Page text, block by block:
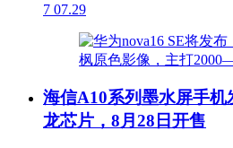
7 07.29
海信A10系列墨水屏手
龙芯片，8月28日开售